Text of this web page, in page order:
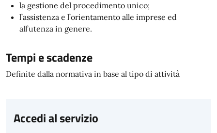
la gestione del procedimento unico;
l’assistenza e l’orientamento alle imprese ed
all’utenza in genere.
Tempi e scadenze
Definite dalla normativa in base al tipo di attività
Accedi al servizio